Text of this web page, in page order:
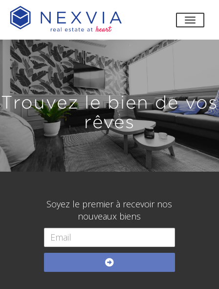
Trouvez le bien de vos
rêves
Soyez le premier à recevoir nos
nouveaux biens